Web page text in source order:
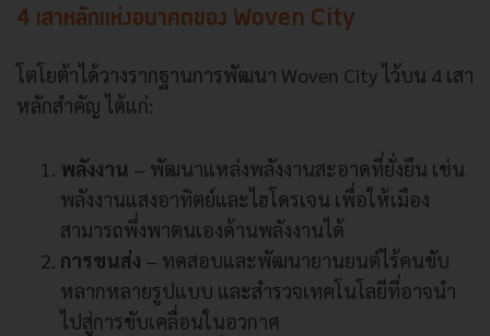
4 เสาหลักแห่งอนาคตของ Woven City
โตโยต้าได้วางรากฐานการพัฒนา Woven City ไว้บน 4 เสา
หลักสำคัญ ได้แก่:
พลังงาน – พัฒนาแหล่งพลังงานสะอาดที่ยั่งยืน เช่น
พลังงานแสงอาทิตย์และไฮโดรเจน เพื่อให้เมือง
สามารถพึ่งพาตนเองด้านพลังงานได้
การขนส่ง – ทดสอบและพัฒนายานยนต์ไร้คนขับ
หลากหลายรูปแบบ และสำรวจเทคโนโลยีที่อาจนำ
ไปสู่การขับเคลื่อนในอวกาศ